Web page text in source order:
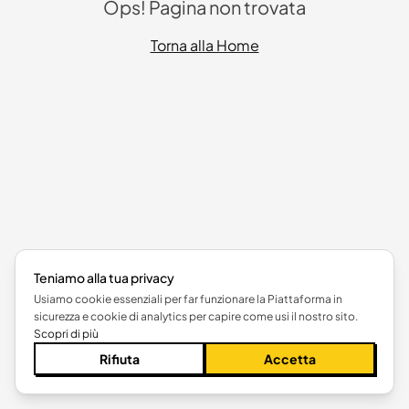
Ops! Pagina non trovata
Torna alla Home
Teniamo alla tua privacy
Usiamo cookie essenziali per far funzionare la Piattaforma in
sicurezza e cookie di analytics per capire come usi il nostro sito.
Scopri di più
Rifiuta Accetta